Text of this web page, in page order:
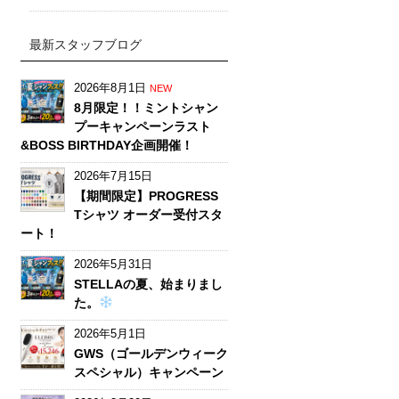
最新スタッフブログ
2026年8月1日 NEW
8月限定！！ミントシャン
プーキャンペーンラスト
&BOSS BIRTHDAY企画開催！
2026年7月15日
【期間限定】PROGRESS
Tシャツ オーダー受付スタ
ート！
2026年5月31日
STELLAの夏、始まりまし
た。
2026年5月1日
GWS（ゴールデンウィーク
スペシャル）キャンペーン